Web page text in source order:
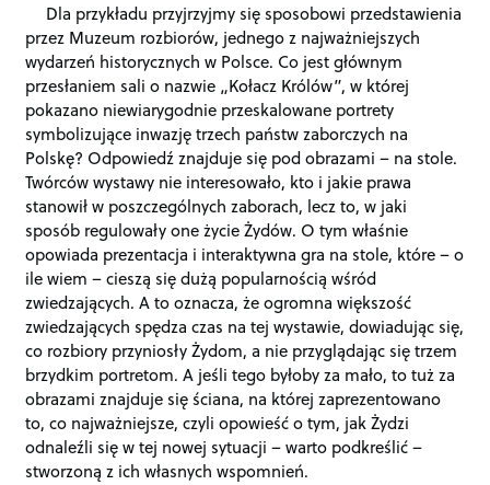
Dla przykładu przyjrzyjmy się sposobowi przedstawienia
przez Muzeum rozbiorów, jednego z najważniejszych
wydarzeń historycznych w Polsce. Co jest głównym
przesłaniem sali o nazwie „Kołacz Królów”, w której
pokazano niewiarygodnie przeskalowane portrety
symbolizujące inwazję trzech państw zaborczych na
Polskę? Odpowiedź znajduje się pod obrazami – na stole.
Twórców wystawy nie interesowało, kto i jakie prawa
stanowił w poszczególnych zaborach, lecz to, w jaki
sposób regulowały one życie Żydów. O tym właśnie
opowiada prezentacja i interaktywna gra na stole, które – o
ile wiem – cieszą się dużą popularnością wśród
zwiedzających. A to oznacza, że ogromna większość
zwiedzających spędza czas na tej wystawie, dowiadując się,
co rozbiory przyniosły Żydom, a nie przyglądając się trzem
brzydkim portretom. A jeśli tego byłoby za mało, to tuż za
obrazami znajduje się ściana, na której zaprezentowano
to, co najważniejsze, czyli opowieść o tym, jak Żydzi
odnaleźli się w tej nowej sytuacji – warto podkreślić –
stworzoną z ich własnych wspomnień.